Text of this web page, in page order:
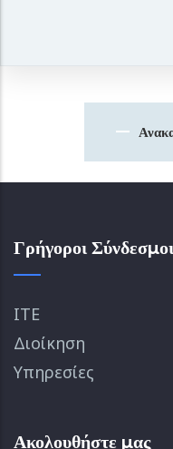
Γρήγοροι Σύνδεσμοι
ΙΤΕ
Διοίκηση
Υπηρεσίες
Ακολουθήστε μας